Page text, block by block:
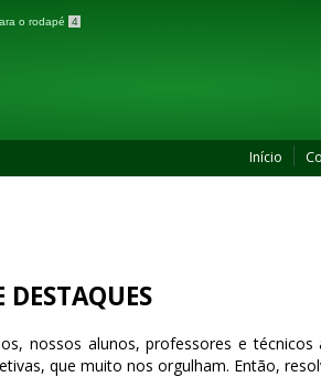
o rodapé 4
Início
DESTAQUES
nossos alunos, professores e
que muito nos orgulham. Então,